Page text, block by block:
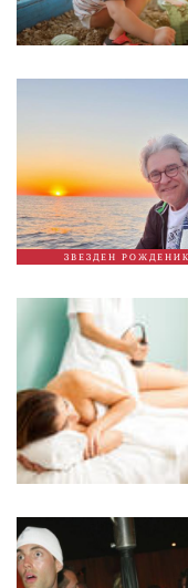
ЗВЕЗДЕН РОЖДЕНИК